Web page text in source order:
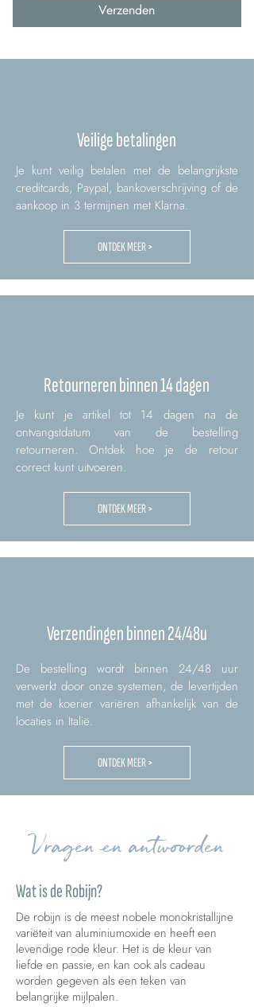
Verzenden
Veilige betalingen
Je kunt veilig betalen met de belangrijkste
creditcards, Paypal, bankoverschrijving of de
aankoop in 3 termijnen met Klarna.
ONTDEK MEER >
Retourneren binnen 14 dagen
Je kunt je artikel tot 14 dagen na de
ontvangstdatum van de bestelling
retourneren. Ontdek hoe je de retour
correct kunt uitvoeren.
ONTDEK MEER >
Verzendingen binnen 24/48u
De bestelling wordt binnen 24/48 uur
verwerkt door onze systemen, de levertijden
met de koerier variëren afhankelijk van de
locaties in Italië.
ONTDEK MEER >
Vragen en antwoorden
Wat is de Robijn?
De robijn is de meest nobele monokristallijne
variëteit van aluminiumoxide en heeft een
levendige rode kleur. Het is de kleur van
liefde en passie, en kan ook als cadeau
worden gegeven als een teken van
belangrijke mijlpalen.